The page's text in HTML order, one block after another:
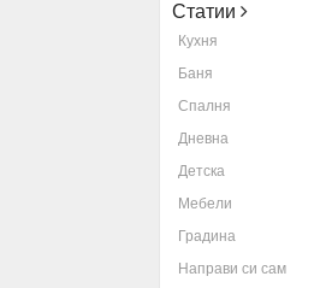
Статии
Кухня
Баня
Спалня
Дневна
Детска
Мебели
Градина
Направи си сам